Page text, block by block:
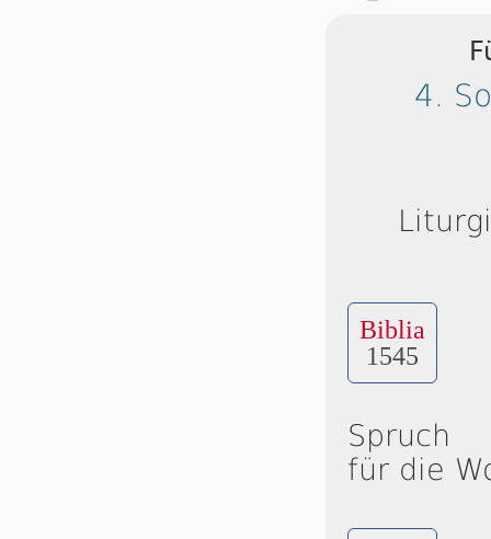
4.
Biblia
1545
Spruch
für die